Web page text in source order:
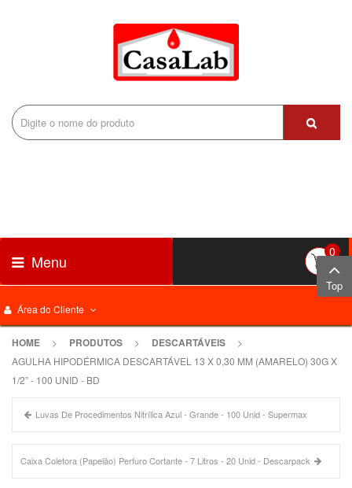
Área do Cliente
Menu 0
HOME > PRODUTOS > DESCARTÁVEIS
>
AGULHA HIPODÉRMICA DESCARTÁVEL 13 X 0,30 MM (AMARELO) 30G X
1/2” - 100 UNID - BD
Luvas De Procedimentos Nitrílica Azul - Grande - 100 Unid - Supermax
Caixa Coletora (Papelão) Perfuro Cortante - 7 Litros - 20 Unid - Descarpack
Top